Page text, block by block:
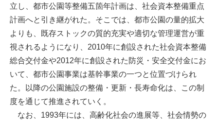
立し、都市公園等整備五箇年計画は、社会資本整備重点
計画へと引き継がれた。そこでは、都市公園の量的拡大
よりも、既存ストックの質的充実や適切な管理運営が重
視されるようになり、2010年に創設された社会資本整備
総合交付金や2012年に創設された防災・安全交付金にお
いて、都市公園事業は基幹事業の一つと位置づけられ
た。以降の公園施設の整備・更新・長寿命化は、この制
度を通じて推進されていく。
なお、1993年には、高齢化社会の進展等、社会情勢の